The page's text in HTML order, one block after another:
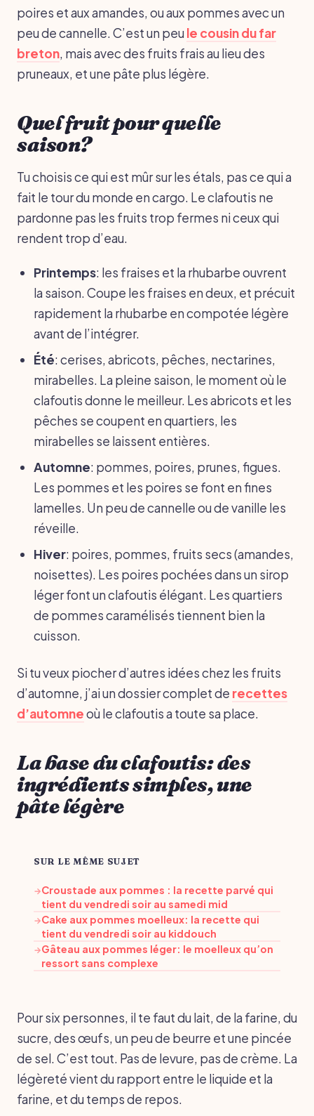
poires et aux amandes, ou aux pommes avec un
peu de cannelle. C’est un peu le cousin du far
breton, mais avec des fruits frais au lieu des
pruneaux, et une pâte plus légère.
Quel fruit pour quelle
saison?
Tu choisis ce qui est mûr sur les étals, pas ce qui a
fait le tour du monde en cargo. Le clafoutis ne
pardonne pas les fruits trop fermes ni ceux qui
rendent trop d’eau.
Printemps: les fraises et la rhubarbe ouvrent
la saison. Coupe les fraises en deux, et précuit
rapidement la rhubarbe en compotée légère
avant de l’intégrer.
Été: cerises, abricots, pêches, nectarines,
mirabelles. La pleine saison, le moment où le
clafoutis donne le meilleur. Les abricots et les
pêches se coupent en quartiers, les
mirabelles se laissent entières.
Automne: pommes, poires, prunes, figues.
Les pommes et les poires se font en fines
lamelles. Un peu de cannelle ou de vanille les
réveille.
Hiver: poires, pommes, fruits secs (amandes,
noisettes). Les poires pochées dans un sirop
léger font un clafoutis élégant. Les quartiers
de pommes caramélisés tiennent bien la
cuisson.
Si tu veux piocher d’autres idées chez les fruits
d’automne, j’ai un dossier complet de recettes
d’automneoù le clafoutis a toute sa place.
La base du clafoutis: des
ingrédients simples, une
pâte légère
SUR LE MÊME SUJET
→Croustade aux pommes : la recette parvé qui
tient du vendredi soir au samedi mid
→Cake aux pommes moelleux: la recette qui
tient du vendredi soir au kiddouch
→Gâteau aux pommes léger: le moelleux qu’on
ressort sans complexe
Pour six personnes, il te faut du lait, de la farine, du
sucre, des œufs, un peu de beurre et une pincée
de sel. C’est tout. Pas de levure, pas de crème. La
légèreté vient du rapport entre le liquide et la
farine, et du temps de repos.